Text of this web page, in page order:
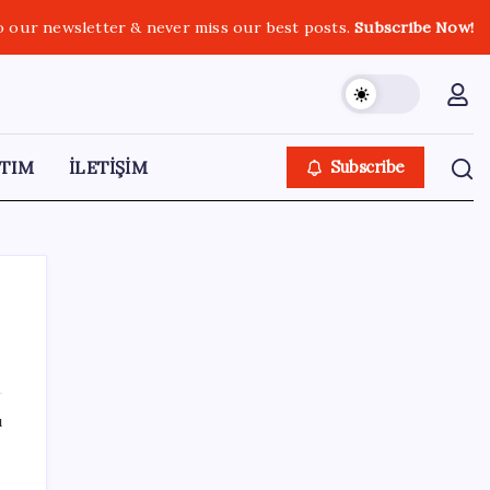
our newsletter & never miss our best posts.Subscribe Now!
İLETİŞİM Subscribe